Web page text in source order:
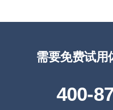
需要免费试用
400-